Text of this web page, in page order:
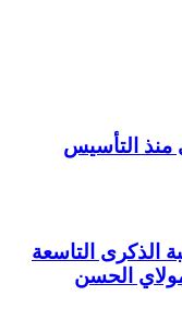
منذ التأسيس
الذكرى التاسعة
الحسن